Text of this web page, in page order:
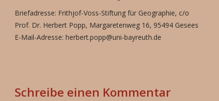
Briefadresse: Frithjof-Voss-Stiftung für Geographie, c/o
Prof. Dr. Herbert Popp, Margaretenweg 16, 95494 Gesees
E-Mail-Adresse: herbert.popp@uni-bayreuth.de
Schreibe einen Kommentar